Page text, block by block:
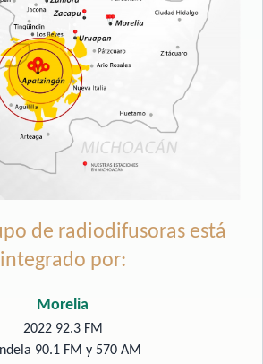
FM
de radiodifusoras está
integrado por:
Morelia
2022 92.3 FM
90.1 FM y 570 AM